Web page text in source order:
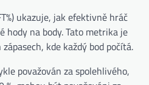
ukazuje, jak efektivně hráč
hody na body. Tato metrika je
kde každý bod počítá.
považován za spolehlivého,